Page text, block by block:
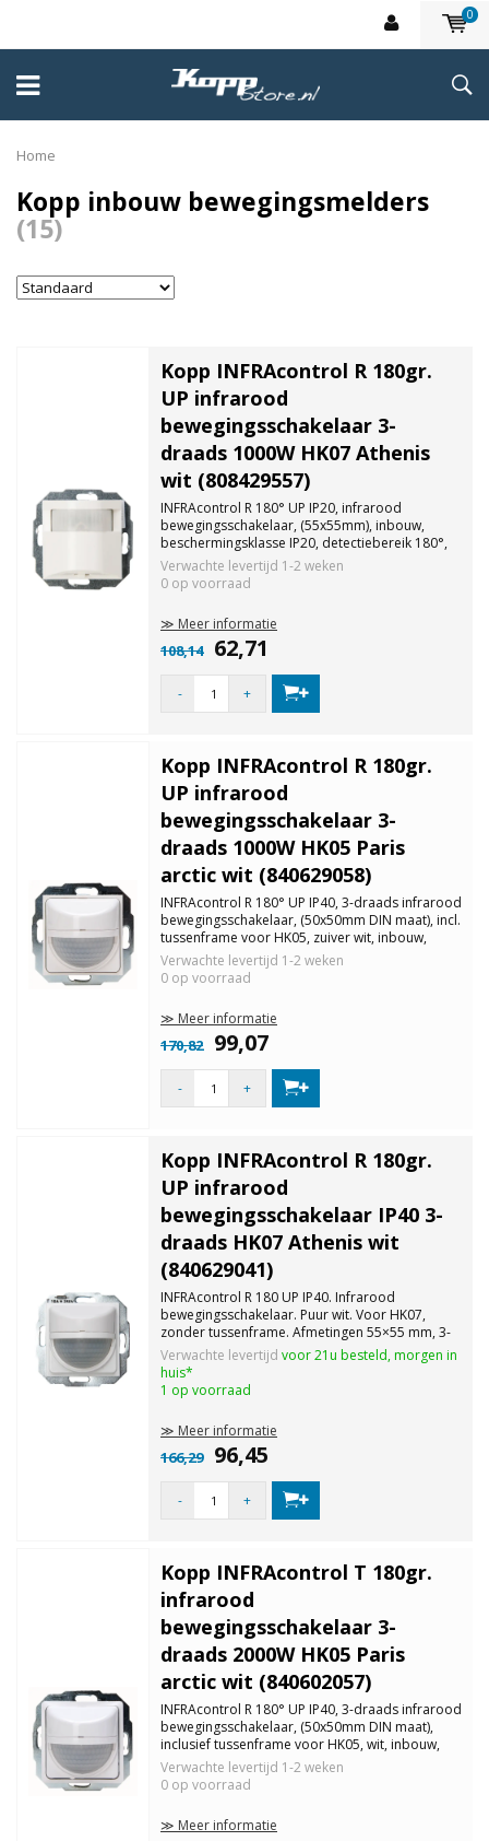
0
Home
Kopp inbouw bewegingsmelders
(15)
Kopp INFRAcontrol R 180gr.
UP infrarood
bewegingsschakelaar 3-
draads 1000W HK07 Athenis
wit (808429557)
INFRAcontrol R 180° UP IP20, infrarood
bewegingsschakelaar, (55x55mm), inbouw,
beschermingsklasse IP20, detectiebereik 180°,
detectiebereik ca. 10m, insteltijd 4-240
seconden, schemerdrempel traploos instelbaar,
met schakelaar: permanent aan, automatisch.
Verwachte levertijd 1-2 weken
0 op voorraad
≫ Meer informatie
108,14 62,71
- +
Kopp INFRAcontrol R 180gr.
UP infrarood
bewegingsschakelaar 3-
draads 1000W HK05 Paris
arctic wit (840629058)
INFRAcontrol R 180° UP IP40, 3-draads infrarood
bewegingsschakelaar, (50x50mm DIN maat), incl.
tussenframe voor HK05, zuiver wit, inbouw,
beschermingsklasse IP40,
uitschakelwaarschuwing, master/slave functie,
detectiebereik 180°, detectiebereik ca. 9 m,
Verwachte levertijd 1-2 weken
0 op voorraad
≫ Meer informatie
170,82 99,07
- +
Kopp INFRAcontrol R 180gr.
UP infrarood
bewegingsschakelaar IP40 3-
draads HK07 Athenis wit
(840629041)
INFRAcontrol R 180 UP IP40. Infrarood
bewegingsschakelaar. Puur wit. Voor HK07,
zonder tussenframe. Afmetingen 55×55 mm, 3-
draads. 230VAC, 50/60 Hz; Detectiehoek: 180
graden; Gloeilamp: 2.000W; TL-lamp: 900VA;
LED-lampen: 500W; Halogeenlampen: 1.000W.
Verwachte levertijd voor 21u besteld, morgen in
huis*
1 op voorraad
≫ Meer informatie
166,29 96,45
- +
Kopp INFRAcontrol T 180gr.
infrarood
bewegingsschakelaar 3-
draads 2000W HK05 Paris
arctic wit (840602057)
INFRAcontrol R 180° UP IP40, 3-draads infrarood
bewegingsschakelaar, (50x50mm DIN maat),
inclusief tussenframe voor HK05, wit, inbouw,
beschermingsklasse IP40,
uitschakelwaarschuwing, master/slave functie,
detectiebereik 180 °, detectiebereik ca. 9m.
Verwachte levertijd 1-2 weken
0 op voorraad
≫ Meer informatie